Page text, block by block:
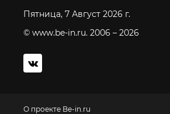
Пятница, 7 Август 2026 г.
© www.be-in.ru. 2006 – 2026
О проекте Be-in.ru